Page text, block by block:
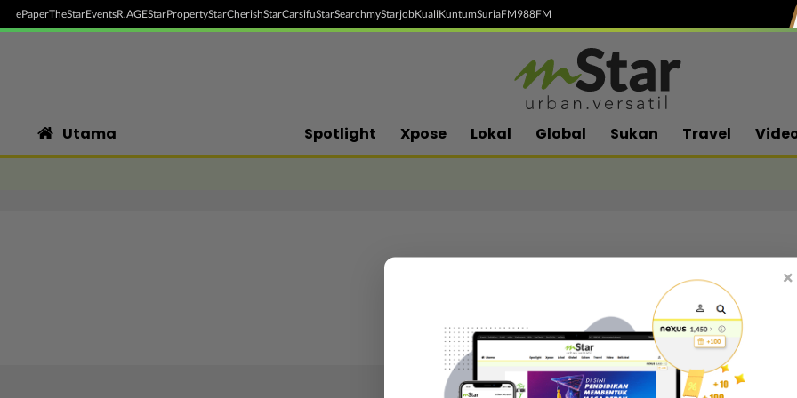
ePaperTheStarEventsR.AGEStarPropertyStarCherishStarCarsifuStarSearchmyStarjobKualiKuntumSuriaFM988FM
Utama Spotlight Xpose Lokal Global Sukan Travel
Follow media sosial kami
×